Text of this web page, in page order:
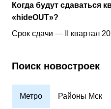
Когда будут сдаваться
«hideOUT»?
Срок сдачи — II квартал
Поиск новостроек
Метро Районы Мск